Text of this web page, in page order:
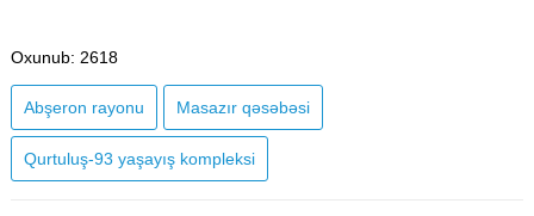
Oxunub: 2618
​​​​​​​Abşeron rayonu Masazır qəsəbəsi
Qurtuluş-93 yaşayış kompleksi